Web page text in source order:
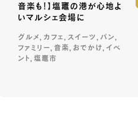
音楽も！】塩竈の港が心地よ
いマルシェ会場に
グルメ, カフェ, スイーツ, パン,
ファミリー, 音楽, おでかけ, イベ
ント, 塩竈市